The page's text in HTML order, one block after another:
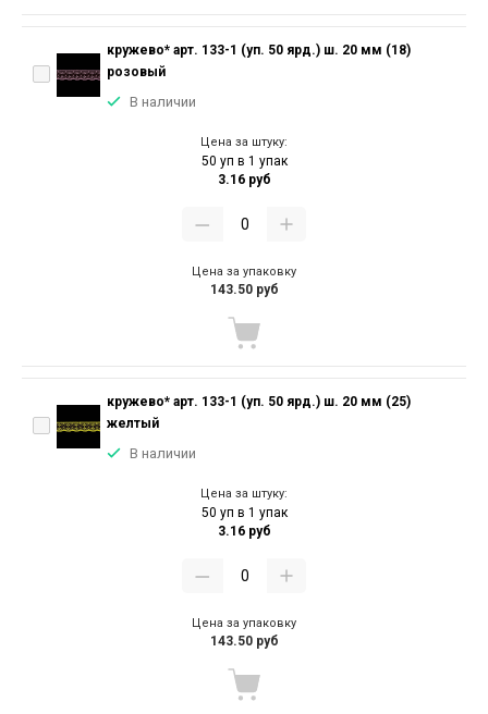
кружево* арт. 133-1 (уп. 50 ярд.) ш. 20 мм (18)
розовый
В наличии
Цена за штуку:
50 уп в 1 упак
3.16 руб
Цена за упаковку
143.50 руб
кружево* арт. 133-1 (уп. 50 ярд.) ш. 20 мм (25)
желтый
В наличии
Цена за штуку:
50 уп в 1 упак
3.16 руб
Цена за упаковку
143.50 руб